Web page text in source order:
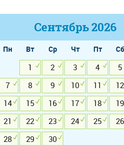
Сентябрь2026
Пн Вт Ср Чт Пт Сб
1
2 3 4 5
7
8 9 10 11 12
14
15 16 17 18 19
21
22 23 24 25 26
28
29 30